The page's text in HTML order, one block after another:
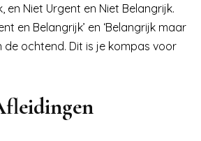
en Niet Urgent en Niet Belangrijk.
en Belangrijk’ en ‘Belangrijk maar
de ochtend. Dit is je kompas voor